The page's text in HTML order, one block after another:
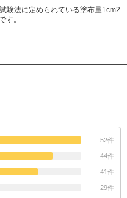
験法に定められている塗布量1cm2
す。
52件
44件
41件
29件